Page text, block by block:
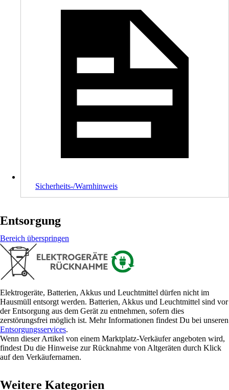
Sicherheits-/Warnhinweis
Entsorgung
Bereich überspringen
Elektrogeräte, Batterien, Akkus und Leuchtmittel dürfen nicht im
Hausmüll entsorgt werden. Batterien, Akkus und Leuchtmittel sind vor
der Entsorgung aus dem Gerät zu entnehmen, sofern dies
zerstörungsfrei möglich ist. Mehr Informationen findest Du bei unseren
Entsorgungsservices.
Wenn dieser Artikel von einem Marktplatz-Verkäufer angeboten wird,
findest Du die Hinweise zur Rücknahme von Altgeräten durch Klick
auf den Verkäufernamen.
Weitere Kategorien